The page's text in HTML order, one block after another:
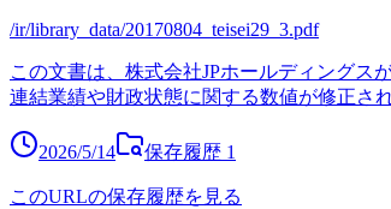
/ir/library_data/20170804_teisei29_3.pdf
この文書は、株式会社JPホールディングス
連結業績や財政状態に関する数値が修正さ
2026/5/14 保存履歴 1
このURLの保存履歴を見る